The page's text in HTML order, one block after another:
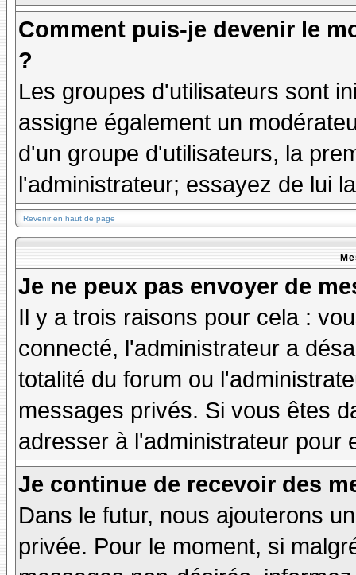
Comment puis-je devenir le
?
Les groupes d'utilisateurs sont
assigne également un
d'un groupe d'utilisateurs, la
l'administrateur; essayez de lui
Revenir en haut de page
Je ne peux pas envoyer de
Il y a trois raisons pour cela :
connecté, l'administrateur a
totalité du forum ou
messages privés. Si vous êtes
adresser à l'administrateur pour
Je continue de recevoir des
Dans le futur, nous ajouterons
privée. Pour le moment, si